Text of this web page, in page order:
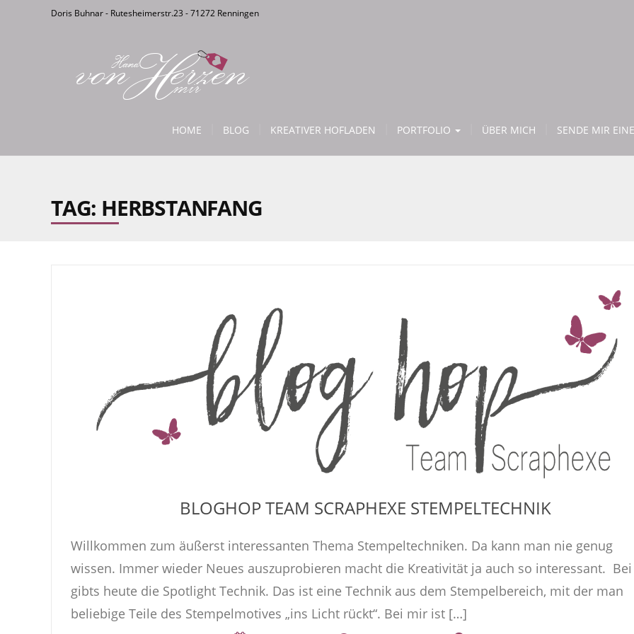
Doris Buhnar - Rutesheimerstr.23 - 71272 Renningen
HOME BLOG KREATIVER HOFLADEN PORTFOLIO ÜBER MICH SENDE MIR
TAG: HERBSTANFANG
BLOGHOP TEAM SCRAPHEXE STEMPELTECHNIK
Willkommen zum äußerst interessanten Thema Stempeltechniken. Da kann man nie genug
wissen. Immer wieder Neues auszuprobieren macht die Kreativität ja auch so interessant.
gibts heute die Spotlight Technik. Das ist eine Technik aus dem Stempelbereich, mit der man
beliebige Teile des Stempelmotives „ins Licht rückt“. Bei mir ist […]